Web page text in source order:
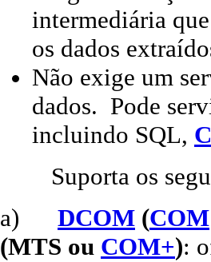
intermediária
os dados
Não exige um
dados. Pode
incluindo SQL,
Suporta os
a) DCOM (COM
(MTS ou COM+):